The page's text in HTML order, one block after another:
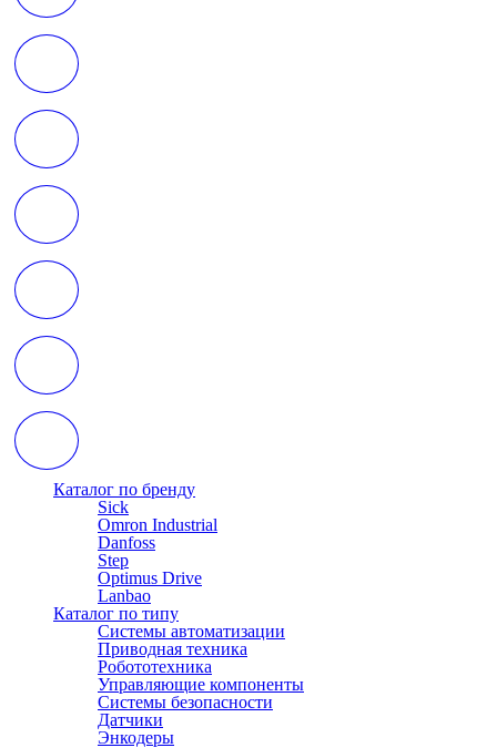
Каталог по бренду
Sick
Omron Industrial
Danfoss
Step
Optimus Drive
Lanbao
Каталог по типу
Системы автоматизации
Приводная техника
Робототехника
Управляющие компоненты
Системы безопасности
Датчики
Энкодеры